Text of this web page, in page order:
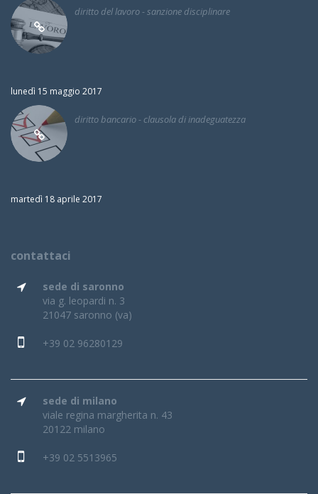
diritto del lavoro - sanzione disciplinare
lunedì 15 maggio 2017
diritto bancario - clausola di inadeguatezza
martedì 18 aprile 2017
contattaci
sede di saronno
via g. leopardi n. 3
21047 saronno (va)
+39 02 96280129
sede di milano
viale regina margherita n. 43
20122 milano
+39 02 5513965